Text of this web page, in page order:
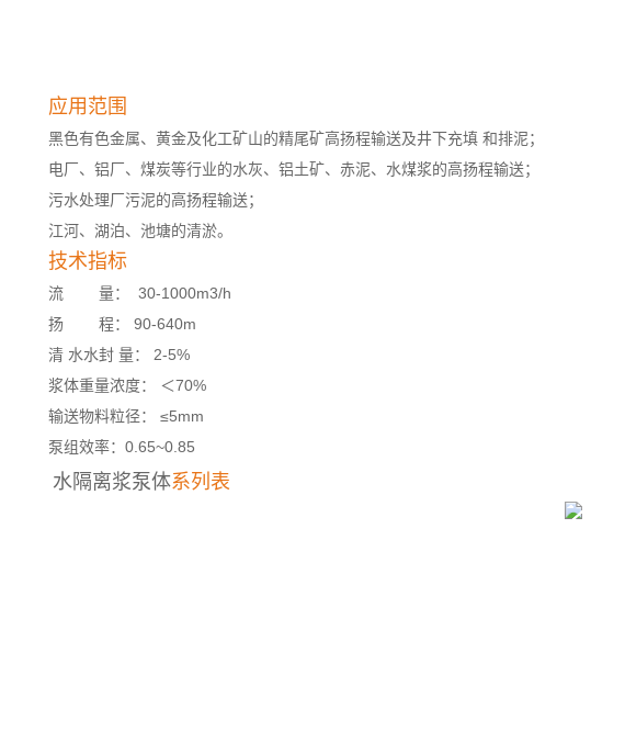
应用范围
黑色有色金属、黄金及化工矿山的精尾矿高扬程输送及井下充填 和排泥；
电厂、铝厂、煤炭等行业的水灰、铝土矿、赤泥、水煤浆的高扬程输送；
污水处理厂污泥的高扬程输送；
江河、湖泊、池塘的清淤。
技术指标
流 量： 30-1000m3/h
扬 程： 90-640m
清 水水封 量： 2-5%
浆体重量浓度： ＜70%
输送物料粒径： ≤5mm
泵组效率：0.65~0.85
水隔离浆泵体系列表